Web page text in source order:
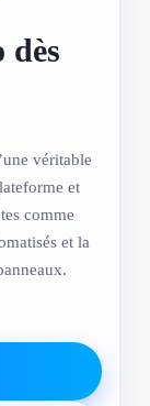
dès
véritable
et
comme
et la